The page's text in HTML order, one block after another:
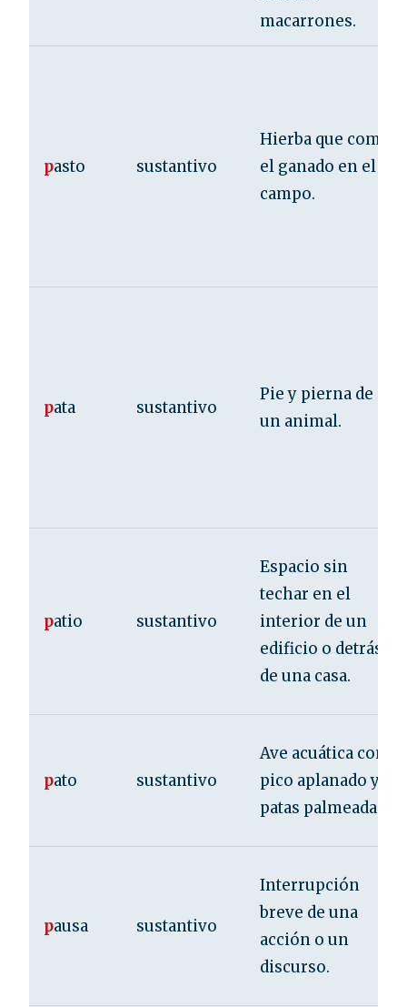
macarrones.
pasto sustantivo
Hierba que come
el ganado en el
campo.
pata sustantivo
Pie y pierna de
un animal.
patio sustantivo
Espacio sin
techar en el
interior de un
edificio o detrás
de una casa.
pato sustantivo
Ave acuática con
pico aplanado y
patas palmeadas.
pausa sustantivo
Interrupción
breve de una
acción o un
discurso.